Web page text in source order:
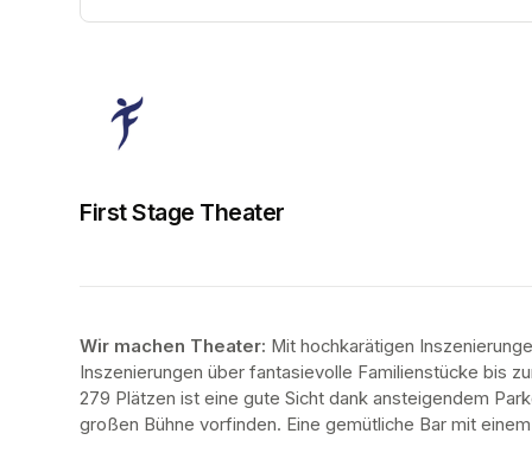
(opens in a new tab)
First Stage Theater
Wir machen Theater: Mit hochkarätigen
Inszenierungen über fantasievolle Familienstücke bis
279 Plätzen ist eine gute Sicht dank ansteigendem
großen Bühne vorfinden. Eine gemütliche Bar mit